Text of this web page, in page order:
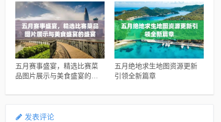
五月赛事盛宴，精选比赛菜
品图片展示与美食盛宴的盛
五月绝地求生地图资源更新
引领全新篇章
发表评论